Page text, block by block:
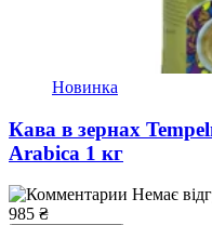
Новинка
Кава в зернах
Arabica 1 кг
Немає
985 ₴